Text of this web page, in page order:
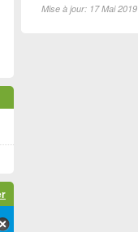
Mise à jour: 17 Mai 2019